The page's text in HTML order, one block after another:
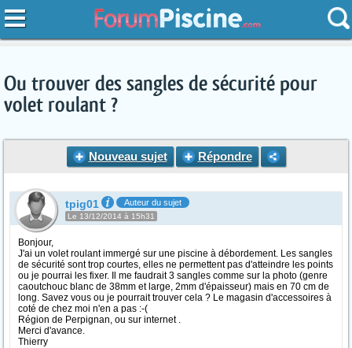
Ou trouver des sangles de sécurité pour
volet roulant ?
Nouveau sujet Répondre
tpig01 Auteur du sujet
Le 13/12/2014 à 15h31
Bonjour,
J'ai un volet roulant immergé sur une piscine à débordement. Les sangles
de sécurité sont trop courtes, elles ne permettent pas d'atteindre les points
ou je pourrai les fixer. Il me faudrait 3 sangles comme sur la photo (genre
caoutchouc blanc de 38mm et large, 2mm d'épaisseur) mais en 70 cm de
long. Savez vous ou je pourrait trouver cela ? Le magasin d'accessoires à
coté de chez moi n'en a pas :-(
Région de Perpignan, ou sur internet .
Merci d'avance.
Thierry